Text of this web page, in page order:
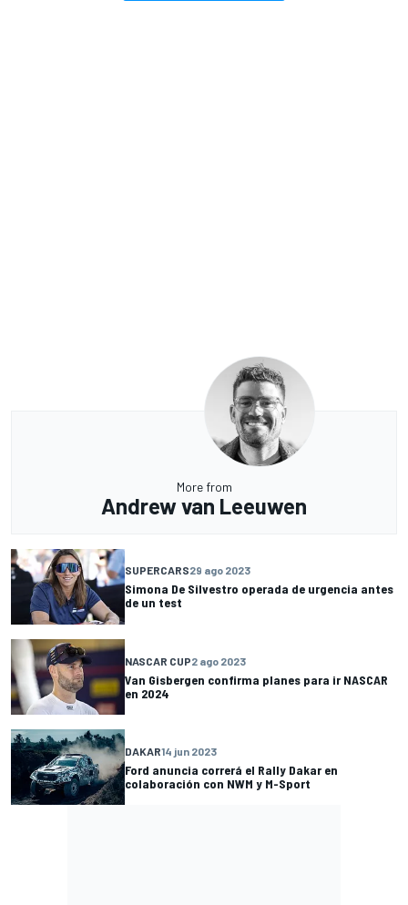
More from
Andrew van Leeuwen
SUPERCARS29 ago 2023
Simona De Silvestro operada de urgencia antes
de un test
NASCAR CUP2 ago 2023
Van Gisbergen confirma planes para ir NASCAR
en 2024
DAKAR14 jun 2023
Ford anuncia correrá el Rally Dakar en
colaboración con NWM y M-Sport